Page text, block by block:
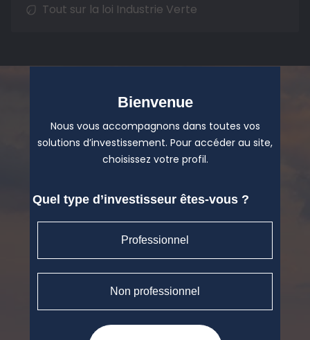
Tout sur la loi Industrie Verte
Bienvenue
Nous vous accompagnons dans toutes vos
solutions d’investissement. Pour accéder au site,
choisissez votre profil.
Quel type d’investisseur êtes-vous ?
Professionnel
Non professionnel